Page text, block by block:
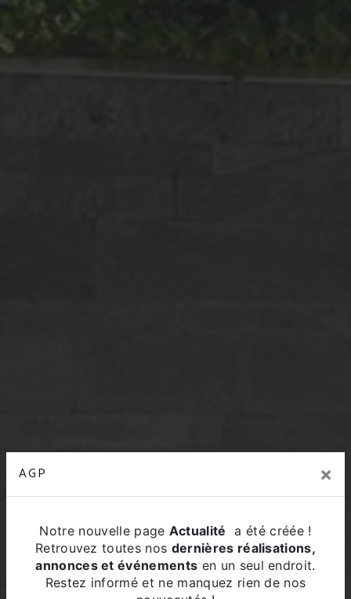
AGP ×
Notre nouvelle page Actualité a été créée !
Retrouvez toutes nos dernières réalisations,
annonces et événements en un seul endroit.
Restez informé et ne manquez rien de nos